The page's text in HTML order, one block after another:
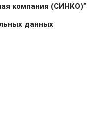
компания (СИНКО)”
данных